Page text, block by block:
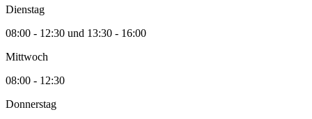
Dienstag
08:00 - 12:30 und 13:30 - 16:00
Mittwoch
08:00 - 12:30
Donnerstag